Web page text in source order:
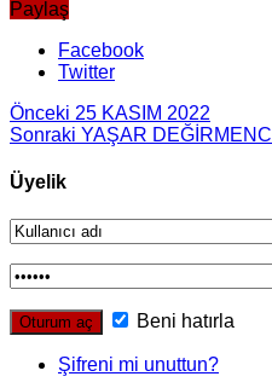
Paylaş
Facebook
Twitter
Önceki 25 KASIM 2022
Sonraki YAŞAR DEĞİRMENCİ
Üyelik
Beni hatırla
Şifreni mi unuttun?